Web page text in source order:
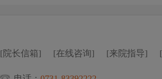
[院长信箱] [在线咨询] [来院指导]